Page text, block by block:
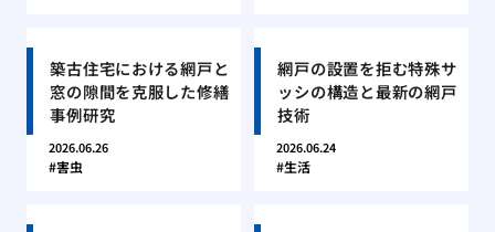
築古住宅における網戸と
窓の隙間を克服した修繕
事例研究
2026.06.26
害虫
網戸の設置を拒む特殊サ
ッシの構造と最新の網戸
技術
2026.06.24
生活